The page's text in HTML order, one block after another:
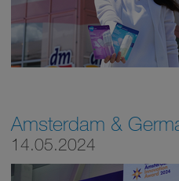
Amsterdam &
14.05.2024